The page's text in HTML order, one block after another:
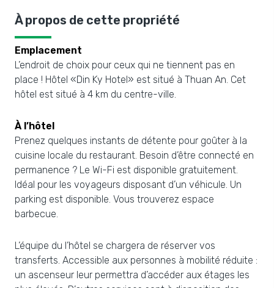
À propos de cette propriété
Emplacement
L’endroit de choix pour ceux qui ne tiennent pas en
place ! Hôtel «Din Ky Hotel» est situé à Thuan An. Cet
hôtel est situé à 4 km du centre-ville.
À l’hôtel
Prenez quelques instants de détente pour goûter à la
cuisine locale du restaurant. Besoin d’être connecté en
permanence ? Le Wi-Fi est disponible gratuitement.
Idéal pour les voyageurs disposant d’un véhicule. Un
parking est disponible. Vous trouverez espace
barbecue.
L’équipe du l’hôtel se chargera de réserver vos
transferts. Accessible aux personnes à mobilité réduite :
un ascenseur leur permettra d’accéder aux étages les